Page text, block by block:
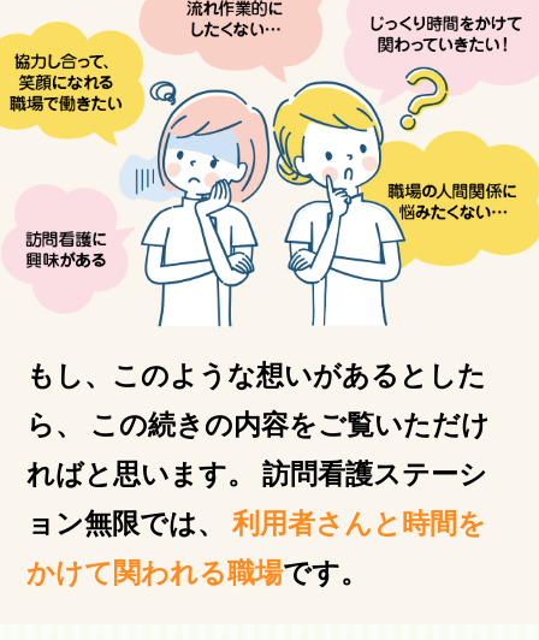
もし、このような想いがあるとした
ら、
この続きの内容をご覧いただけ
ればと思います。
訪問看護ステーシ
ョン無限では、
利用者さんと時間を
かけて関われる職場です。